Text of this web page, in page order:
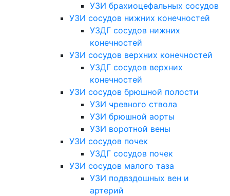
УЗИ брахиоцефальных сосудов
УЗИ сосудов нижних конечностей
УЗДГ сосудов нижних
конечностей
УЗИ сосудов верхних конечностей
УЗДГ сосудов верхних
конечностей
УЗИ сосудов брюшной полости
УЗИ чревного ствола
УЗИ брюшной аорты
УЗИ воротной вены
УЗИ сосудов почек
УЗДГ сосудов почек
УЗИ сосудов малого таза
УЗИ подвздошных вен и
артерий